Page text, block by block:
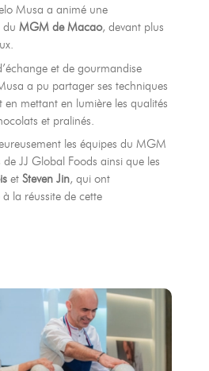
Musa a animé une
duMGM de Macao, devant plus
et de gourmandise
a pu partager ses techniques
en mettant en lumière les qualités
et pralinés.
les équipes du MGM
JJ Global Foods ainsi que les
etSteven Jin, qui ont
la réussite de cette